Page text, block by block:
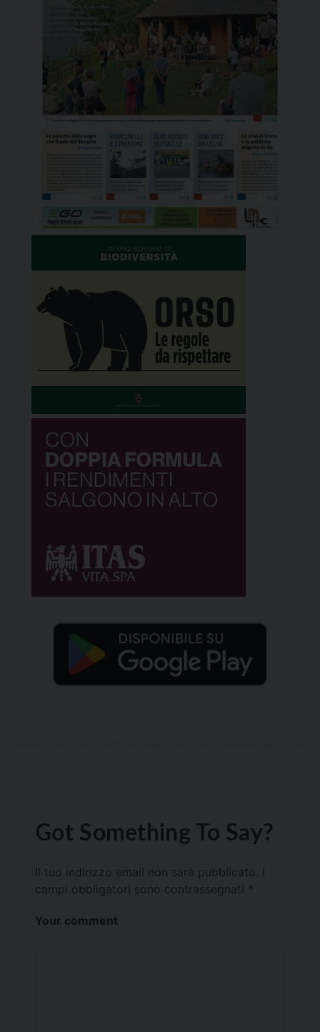
Got Something To Say?
Il tuo indirizzo email non sarà pubblicato.
campi obbligatori sono contrassegnati *
Your comment